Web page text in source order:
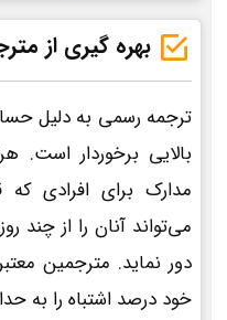
بهره گیری از
ترجمه رسمی به دلیل
بالایی برخوردار است.
مدارک برای افرادی
می‌تواند آنان را از چند
دور نماید. مترجمین
خود درصد اشتباه را به